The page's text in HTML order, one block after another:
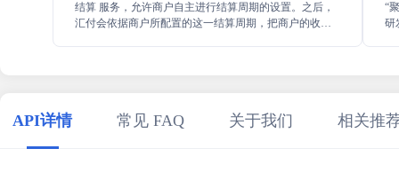
结算 服务，允许商户自主进行结算周期的设置。之后，
汇付会依据商户所配置的这一结算周期，把商户的收款
“
研
API详情 常见 FAQ 关于我们 相关推